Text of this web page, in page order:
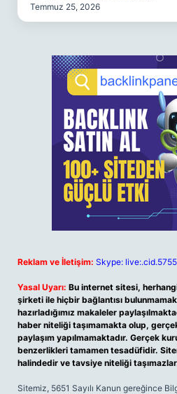
Temmuz 25, 2026
Reklam ve İletişim: Skype:
Yasal Uyarı: Bu internet sitesi,
şirketi ile hiçbir bağlantısı
hazırladığımız makaleler
haber niteliği taşımamakta olup,
paylaşım yapılmamaktadır. Gerçek
benzerlikleri tamamen tesadüfidir.
halindedir ve tavsiye niteliği
Sitemiz, 5651 Sayılı Kanun gereğince